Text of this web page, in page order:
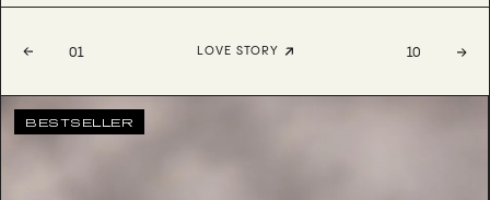
01 LOVE STORY 10
BESTSELLER